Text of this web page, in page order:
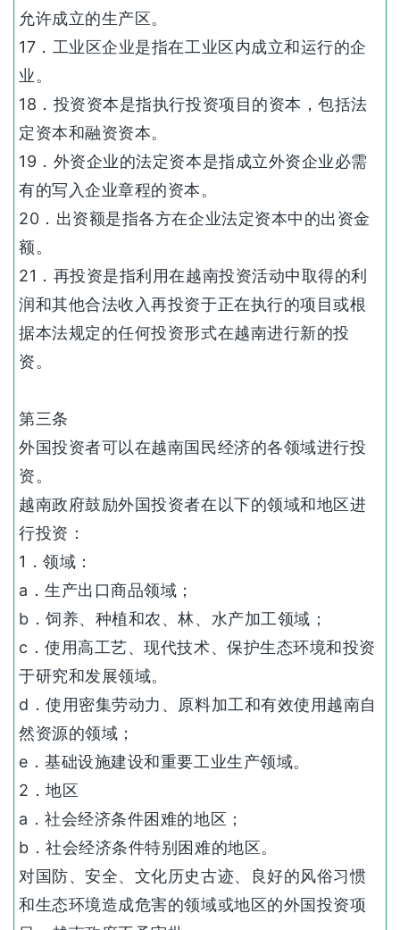
允许成立的生产区。
17．工业区企业是指在工业区内成立和运行的企
业。
18．投资资本是指执行投资项目的资本，包括法
定资本和融资资本。
19．外资企业的法定资本是指成立外资企业必需
有的写入企业章程的资本。
20．出资额是指各方在企业法定资本中的出资金
额。
21．再投资是指利用在越南投资活动中取得的利
润和其他合法收入再投资于正在执行的项目或根
据本法规定的任何投资形式在越南进行新的投
资。
第三条
外国投资者可以在越南国民经济的各领域进行投
资。
越南政府鼓励外国投资者在以下的领域和地区进
行投资：
1．领域：
a．生产出口商品领域；
b．饲养、种植和农、林、水产加工领域；
c．使用高工艺、现代技术、保护生态环境和投资
于研究和发展领域。
d．使用密集劳动力、原料加工和有效使用越南自
然资源的领域；
e．基础设施建设和重要工业生产领域。
2．地区
a．社会经济条件困难的地区；
b．社会经济条件特别困难的地区。
对国防、安全、文化历史古迹、良好的风俗习惯
和生态环境造成危害的领域或地区的外国投资项